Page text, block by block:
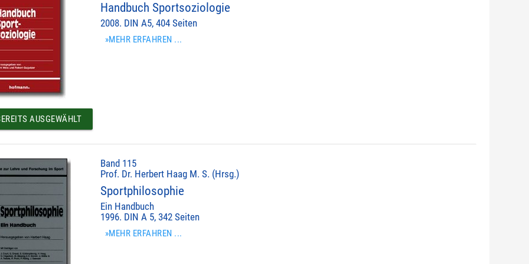
Handbuch Sportsoziologie
2008. DIN A5, 404 Seiten
»MEHR ERFAHREN ...
AUSGEWÄHLT
Band 115
Prof. Dr. Herbert Haag M. S. (Hrsg.)
Sportphilosophie
Ein Handbuch
1996. DIN A 5, 342 Seiten
»MEHR ERFAHREN ...